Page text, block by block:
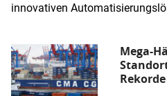
innovativen
Mega-
Rekorde